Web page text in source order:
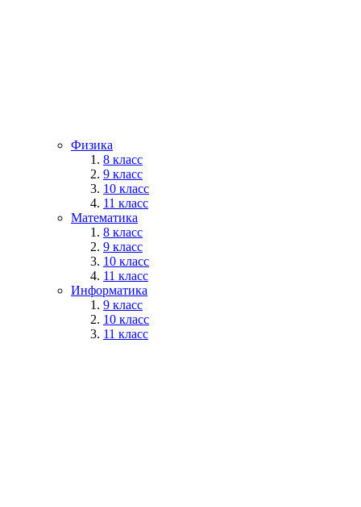
Физика
8 класс
9 класс
10 класс
11 класс
Математика
8 класс
9 класс
10 класс
11 класс
Информатика
9 класс
10 класс
11 класс